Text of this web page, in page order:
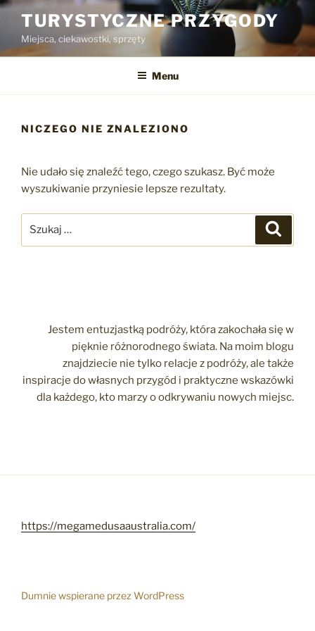
Przejdź
treści
TURYSTYCZNE PRZYGODY
Miejsca, ciekawostki, sprzęty
Menu
NICZEGO NIE ZNALEZIONO
Nie udało się znaleźć tego, czego szukasz. Być może
wyszukiwanie przyniesie lepsze rezultaty.
Jestem entuzjastką podróży, która zakochała się w
pięknie różnorodnego świata. Na moim blogu
znajdziecie nie tylko relacje z podróży, ale także
inspiracje do własnych przygód i praktyczne wskazówki
dla każdego, kto marzy o odkrywaniu nowych miejsc.
https://megamedusaaustralia.com/
Dumnie wspierane przez WordPress